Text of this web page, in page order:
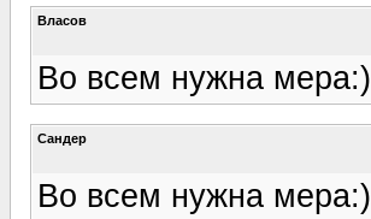
Власов
Во всем нужна мера:)
Сандер
Во всем нужна мера:)